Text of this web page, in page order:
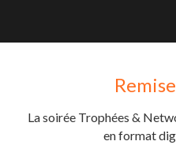
La soirée Trophées &
en format